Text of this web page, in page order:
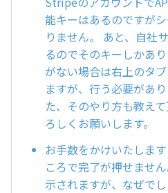
能キーはあるのですが
りません。 あと、自社
るのでそのキーしかあ
がない場合は右上のタ
ますが、行う必要があ
た、そのやり方も教え
ろしくお願いします。
お手数をかけいたしま
ころで完了が押せませ
示されますが、なぜで